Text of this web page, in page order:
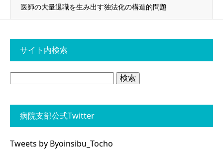
医師の大量退職を生み出す独法化の構造的問題
サイト内検索
病院支部公式Twitter
Tweets by Byoinsibu_Tocho